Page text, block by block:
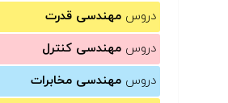
دروس مهندسی قدرت
دروس مهندسی کنترل
دروس مهندسی مخابرات